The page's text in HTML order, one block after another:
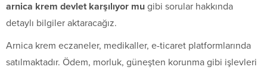
arnica krem devlet karşılıyor mu gibi sorular hakkında
detaylı bilgiler aktaracağız.
Arnica krem eczaneler, medikaller, e-ticaret platformlarında
satılmaktadır. Ödem, morluk, güneşten korunma gibi işlevleri